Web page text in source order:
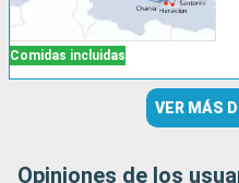
Comidas incluidas
VER MÁS
Opiniones de los